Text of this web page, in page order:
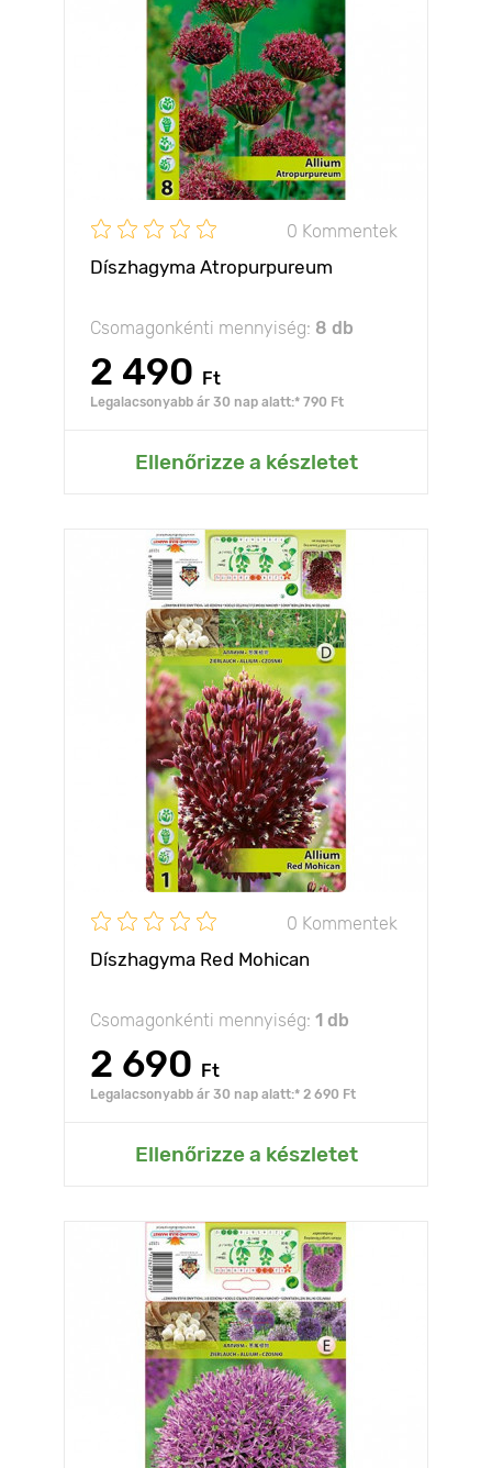
0 Kommentek
Díszhagyma Atropurpureum
Csomagonkénti mennyiség: 8 db
2 490 Ft
Legalacsonyabb ár 30 nap alatt:* 790 Ft
Ellenőrizze a készletet
0 Kommentek
Díszhagyma Red Mohican
Csomagonkénti mennyiség: 1 db
2 690 Ft
Legalacsonyabb ár 30 nap alatt:* 2 690 Ft
Ellenőrizze a készletet